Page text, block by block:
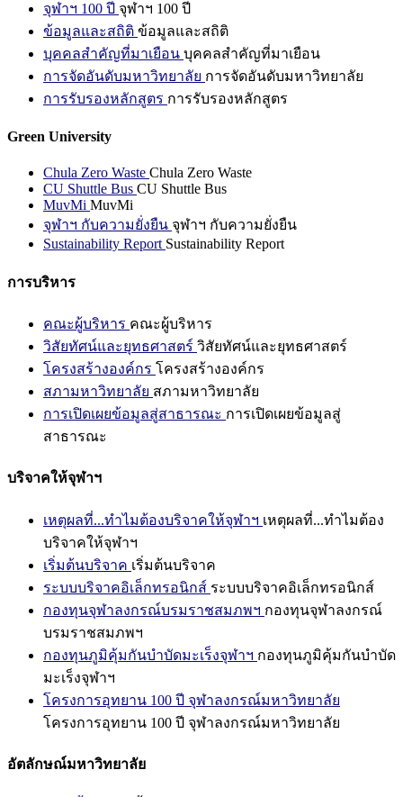
จุฬาฯ 100 ปี จุฬาฯ 100 ปี
ข้อมูลและสถิติ ข้อมูลและสถิติ
บุคคลสำคัญที่มาเยือน บุคคลสำคัญที่มาเยือน
การจัดอันดับมหาวิทยาลัย การจัดอันดับมหาวิทยาลัย
การรับรองหลักสูตร การรับรองหลักสูตร
Green University
Chula Zero Waste Chula Zero Waste
CU Shuttle Bus CU Shuttle Bus
MuvMi MuvMi
จุฬาฯ กับความยั่งยืน จุฬาฯ กับความยั่งยืน
Sustainability Report Sustainability Report
การบริหาร
คณะผู้บริหาร คณะผู้บริหาร
วิสัยทัศน์และยุทธศาสตร์ วิสัยทัศน์และยุทธศาสตร์
โครงสร้างองค์กร โครงสร้างองค์กร
สภามหาวิทยาลัย สภามหาวิทยาลัย
การเปิดเผยข้อมูลสู่สาธารณะ การเปิดเผยข้อมูลสู่
สาธารณะ
บริจาคให้จุฬาฯ
เหตุผลที่...ทำไมต้องบริจาคให้จุฬาฯ เหตุผลที่...ทำไมต้อง
บริจาคให้จุฬาฯ
เริ่มต้นบริจาค เริ่มต้นบริจาค
ระบบบริจาคอิเล็กทรอนิกส์ ระบบบริจาคอิเล็กทรอนิกส์
กองทุนจุฬาลงกรณ์บรมราชสมภพฯ กองทุนจุฬาลงกรณ์
บรมราชสมภพฯ
กองทุนภูมิคุ้มกันบำบัดมะเร็งจุฬาฯ กองทุนภูมิคุ้มกันบำบัด
มะเร็งจุฬาฯ
โครงการอุทยาน 100 ปี จุฬาลงกรณ์มหาวิทยาลัย
โครงการอุทยาน 100 ปี จุฬาลงกรณ์มหาวิทยาลัย
อัตลักษณ์มหาวิทยาลัย